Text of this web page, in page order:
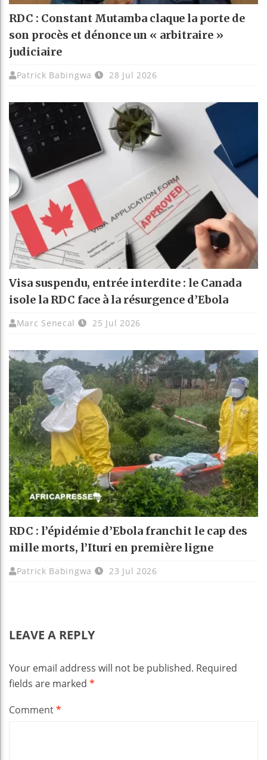
RDC : Constant Mutamba claque la porte de
son procès et dénonce un « arbitraire »
judiciaire
Patrick Babingwa 28 Jul 2026
Visa suspendu, entrée interdite : le Canada
isole la RDC face à la résurgence d’Ebola
Marc Senecal 25 Jul 2026
RDC : l’épidémie d’Ebola franchit le cap des
mille morts, l’Ituri en première ligne
Patrick Babingwa 23 Jul 2026
LEAVE A REPLY
Your email address will not be published. Required
fields are marked *
Comment*